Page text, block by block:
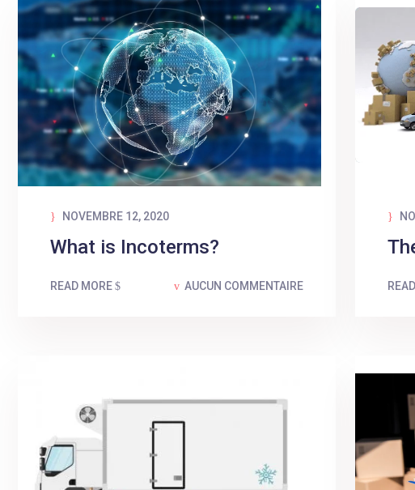
NOVEMBRE 12, 2020
What is Incoterms?
READ MORE AUCUN COMMENTAIRE